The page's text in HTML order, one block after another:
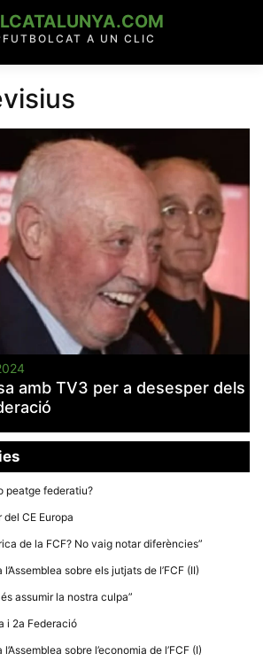
A UN CLIC
amb TV3 per a desesper dels
peatge federatiu?
CE Europa
de la FCF? No vaig notar diferències”
sobre els jutjats de l’FCF (II)
assumir la nostra culpa”
i 2a Federació
sobre l’economia de l’FCF (I)
són
són
per al